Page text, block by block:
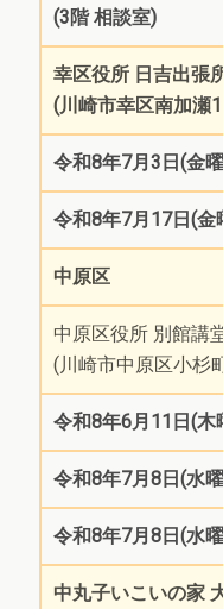
(3階 相談室)
幸区役所 日吉出張
(川崎市幸区南加瀬
令和8年7月3日(金
令和8年7月17日(
中原区
中原区役所 別館講
(川崎市中原区小杉
令和8年6月11日(
令和8年7月8日(水
令和8年7月8日(水
中丸子いこいの家